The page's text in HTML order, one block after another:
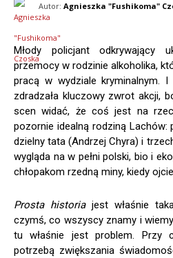
Autor: Agnieszka "Fushikoma"
Młody policjant odkrywający
przemocy w rodzinie alkoholika,
pracą w wydziale kryminalnym.
zdradzała kluczowy zwrot akcji,
scen widać, że coś jest na
pozornie idealną rodziną Lachów:
dzielny tata (Andrzej Chyra) i
wygląda na w pełni polski, bio i
chłopakom rzedną miny, kiedy
Prosta historiajest właśnie
czymś, co wszyscy znamy i
tu właśnie jest problem. Przy
potrzebą zwiększania